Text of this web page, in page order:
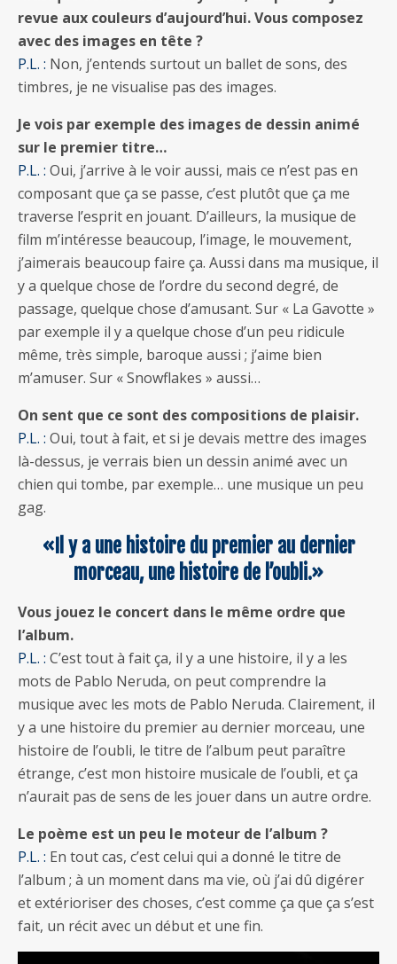
revue aux couleurs d’aujourd’hui. Vous composez
avec des images en tête ?
P.L. : Non, j’entends surtout un ballet de sons, des
timbres, je ne visualise pas des images.
Je vois par exemple des images de dessin animé
sur le premier titre…
P.L. : Oui, j’arrive à le voir aussi, mais ce n’est pas en
composant que ça se passe, c’est plutôt que ça me
traverse l’esprit en jouant. D’ailleurs, la musique de
film m’intéresse beaucoup, l’image, le mouvement,
j’aimerais beaucoup faire ça. Aussi dans ma musique, il
y a quelque chose de l’ordre du second degré, de
passage, quelque chose d’amusant. Sur « La Gavotte »
par exemple il y a quelque chose d’un peu ridicule
même, très simple, baroque aussi ; j’aime bien
m’amuser. Sur « Snowflakes » aussi…
On sent que ce sont des compositions de plaisir.
P.L. : Oui, tout à fait, et si je devais mettre des images
là-dessus, je verrais bien un dessin animé avec un
chien qui tombe, par exemple… une musique un peu
gag.
«Il y a une histoire du premier au dernier
morceau, une histoire de l’oubli.»
Vous jouez le concert dans le même ordre que
l’album.
P.L. : C’est tout à fait ça, il y a une histoire, il y a les
mots de Pablo Neruda, on peut comprendre la
musique avec les mots de Pablo Neruda. Clairement, il
y a une histoire du premier au dernier morceau, une
histoire de l’oubli, le titre de l’album peut paraître
étrange, c’est mon histoire musicale de l’oubli, et ça
n’aurait pas de sens de les jouer dans un autre ordre.
Le poème est un peu le moteur de l’album ?
P.L. : En tout cas, c’est celui qui a donné le titre de
l’album ; à un moment dans ma vie, où j’ai dû digérer
et extérioriser des choses, c’est comme ça que ça s’est
fait, un récit avec un début et une fin.